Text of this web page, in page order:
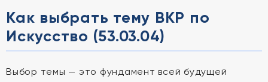
Как выбрать тему ВКР по
Искусство (53.03.04)
Выбор темы — это фундамент всей будущей